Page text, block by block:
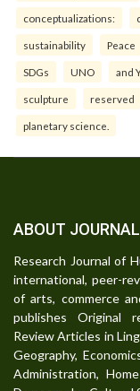
conceptualizations:
sustainability Peace
SDGs UNO and
sculpture reserved
planetary science.
ABOUT JOURNAL
Research Journal of
international, peer-
of arts, commerce
publishes Original
Review Articles in
Geography,
Administration,